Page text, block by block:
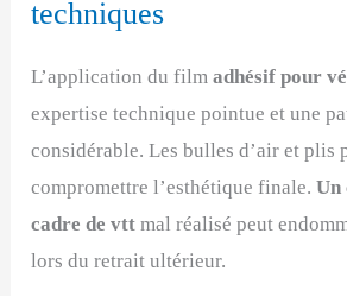
techniques
L’application du filmadhésif pour
expertise technique pointue et une
considérable. Les bulles d’air et plis
compromettre l’esthétique finale.Un
cadre de vtt mal réalisé peut
lors du retrait ultérieur.